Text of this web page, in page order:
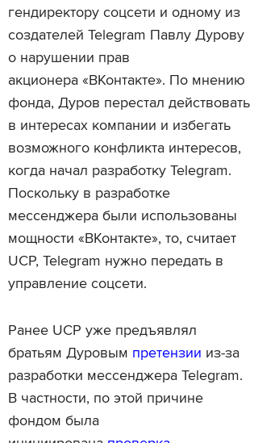
гендиректору соцсети и одному из
создателей Telegram Павлу Дурову
о нарушении прав
акционера «ВКонтакте». По мнению
фонда, Дуров перестал действовать
в интересах компании и избегать
возможного конфликта интересов,
когда начал разработку Telegram.
Поскольку в разработке
мессенджера были использованы
мощности «ВКонтакте», то, считает
UCP, Telegram нужно передать в
управление соцсети.
Ранее UCP уже предъявлял
братьям Дуровым претензии из-за
разработки мессенджера Telegram.
В частности, по этой причине
фондом была